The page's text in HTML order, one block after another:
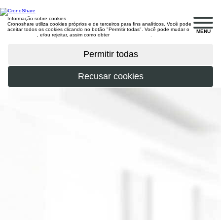
MENU
Informação sobre cookies
Cronoshare utiliza cookies próprios e de terceiros para fins analíticos. Você pode
aceitar todos os cookies clicando no botão "Permitir todas". Você pode mudar o
, e/ou rejeitar, assim como obter